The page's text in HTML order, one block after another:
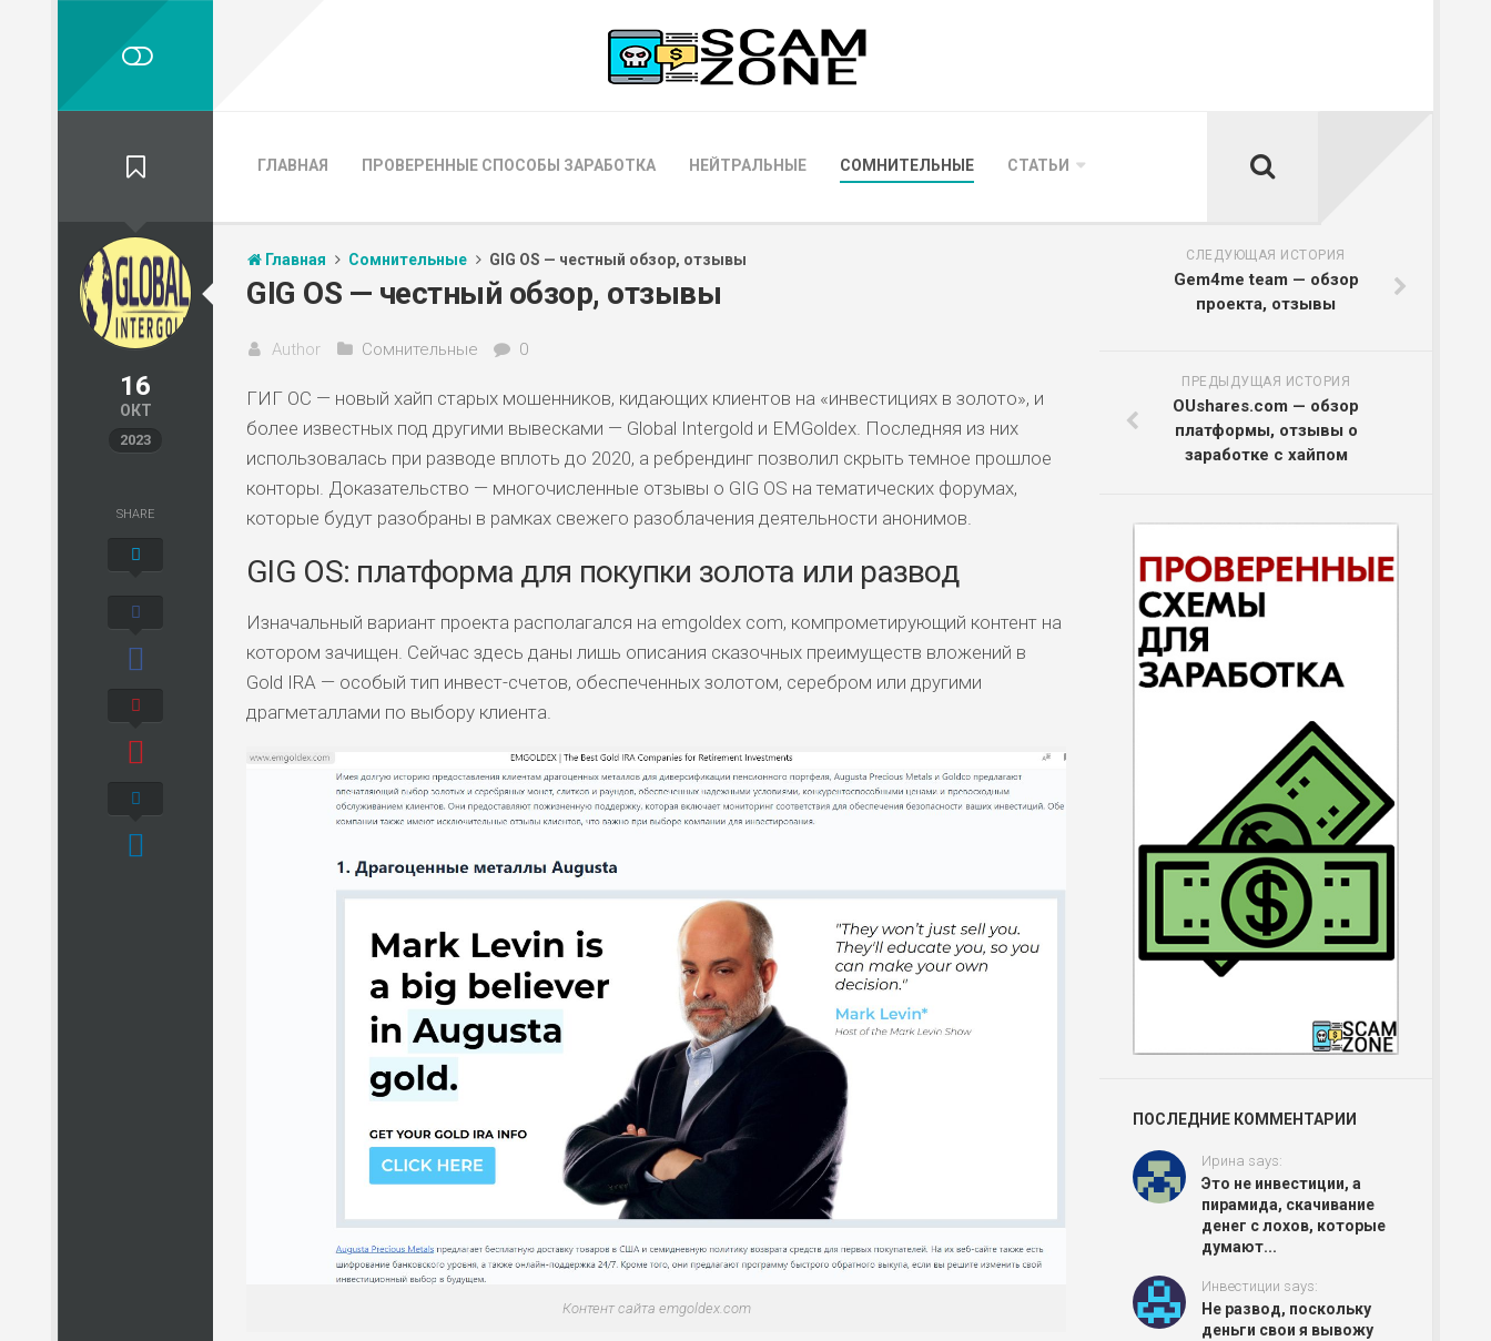
ГЛАВНАЯ ПРОВЕРЕННЫЕ СПОСОБЫ ЗАРАБОТКА НЕЙТРАЛЬНЫЕ СОМНИТЕЛЬНЫЕ СТАТЬИ
16
ОКТ
2023
Главная Сомнительные GIG OS — честный обзор, отзывы
GIG OS — честный обзор, отзывы
Author Сомнительные 0
ГИГ ОС — новый хайп старых мошенников, кидающих клиентов на «инвестициях в золото», и
более известных под другими вывесками — Global Intergold и EMGoldex. Последняя из них
использовалась при разводе вплоть до 2020, а ребрендинг позволил скрыть темное прошлое
конторы. Доказательство — многочисленные отзывы о GIG OS на тематических форумах,
которые будут разобраны в рамках свежего разоблачения деятельности анонимов.
GIG OS: платформа для покупки золота или развод
Изначальный вариант проекта располагался на emgoldex com, компрометирующий контент на
котором зачищен. Сейчас здесь даны лишь описания сказочных преимуществ вложений в
Gold IRA — особый тип инвест-счетов, обеспеченных золотом, серебром или другими
драгметаллами по выбору клиента.
Контент сайта emgoldex.com
SHARE
СЛЕДУЮЩАЯ ИСТОРИЯ
Gem4me team — обзор
проекта, отзывы
ПРЕДЫДУЩАЯ ИСТОРИЯ
OUshares.com — обзор
платформы, отзывы о
заработке с хайпом
ПОСЛЕДНИЕ КОММЕНТАРИИ
Ирина says:
Это не инвестиции, а
пирамида, скачивание
денег с лохов, которые
думают...
Инвестиции says:
Не развод, поскольку
деньги свои я вывожу